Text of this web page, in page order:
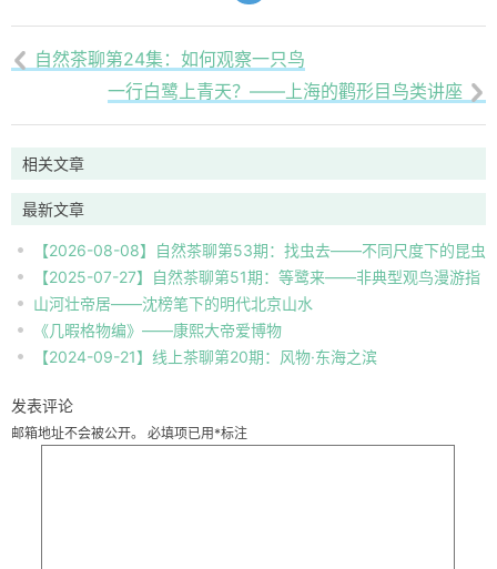

自然茶聊第24集：如何观察一只鸟
一行白鹭上青天？——上海的鹳形目鸟类讲座 
相关文章
最新文章
【2026-08-08】自然茶聊第53期：找虫去——不同尺度下的昆虫
自然观察
【2025-07-27】自然茶聊第51期：等鹭来——非典型观鸟漫游指
南
山河壮帝居——沈榜笔下的明代北京山水
《几暇格物编》——康熙大帝爱博物
【2024-09-21】线上茶聊第20期：风物·东海之滨
发表评论
邮箱地址不会被公开。 必填项已用*标注